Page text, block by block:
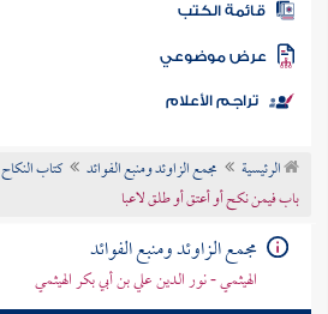
المكتبة
الكتب
موضوعي
تراجم الأعلام
الرئيسية مجمع الزاوئد ومنبع الفوائد
كتاب النكاح
باب فيمن نكح أو أعتق أو طلق لاعبا
مجمع الزاوئد ومنبع الفوائد
الهيثمي - نور الدين علي بن أبي بكر الهيثمي